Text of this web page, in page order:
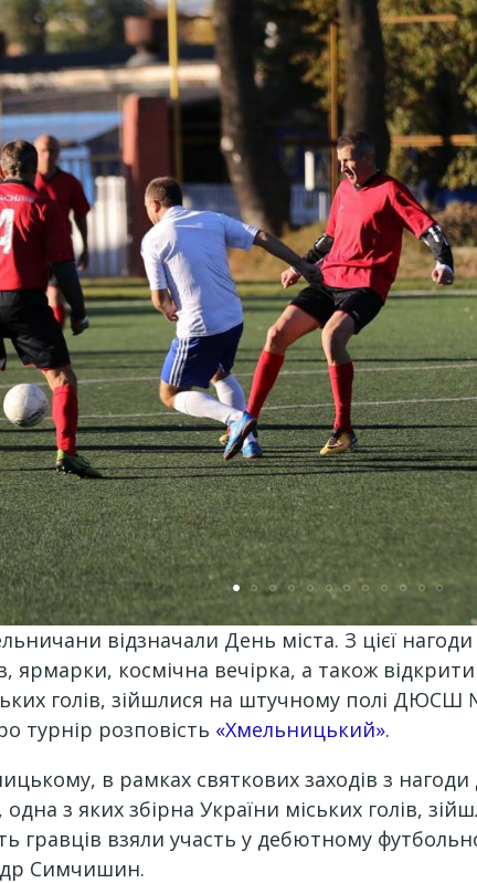
відзначали День міста. З цієї
ярмарки, космічна вечірка, а також
голів, зійшлися на штучному полі ДЮСШ
турнір розповість «Хмельницький».
в рамках святкових заходів з нагоди
з яких збірна України міських голів,
гравців взяли участь у дебютному
Симчишин.